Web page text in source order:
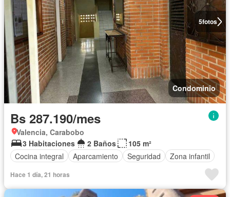
5fotos
Condominio
Bs 287.190/mes
Valencia, Carabobo
3 Habitaciones
2 Baños
105 m²
Cocina integral
Aparcamiento Seguridad Zona infantil
Hace 1 día, 21 horas